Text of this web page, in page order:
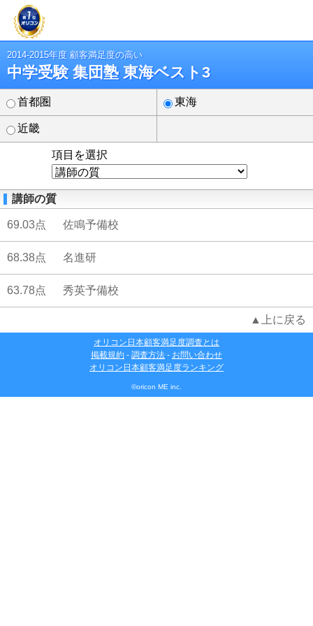
2014-2015年度 顧客満足度の高い
中学受験 集団塾 東海ベスト3
首都圏 東海
近畿
項目を選択
講師の質
69.03点 佐鳴予備校
68.38点 名進研
63.78点 秀英予備校
▲上に戻る
オリコン日本顧客満足度調査とは
掲載規約 - 調査方法 - お問い合わせ
オリコン日本顧客満足度ランキング
©oricon ME inc.